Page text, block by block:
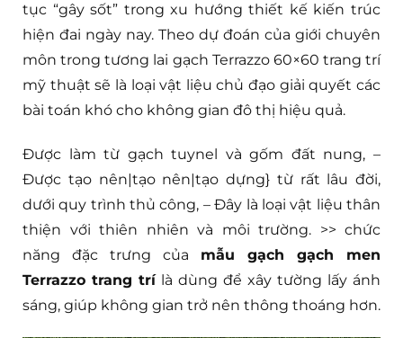
tục “gây sốt” trong xu hướng thiết kế kiến trúc
hiện đai ngày nay. Theo dự đoán của giới chuyên
môn trong tương lai gạch Terrazzo 60×60 trang trí
mỹ thuật sẽ là loại vật liệu chủ đạo giải quyết các
bài toán khó cho không gian đô thị hiệu quả.
Được làm từ gạch tuynel và gốm đất nung, –
Được tạo nên|tạo nên|tạo dựng} từ rất lâu đời,
dưới quy trình thủ công, – Đây là loại vật liệu thân
thiện với thiên nhiên và môi trường. >> chức
năng đặc trưng của mẫu gạch gạch men
Terrazzo trang trílà dùng để xây tường lấy ánh
sáng, giúp không gian trở nên thông thoáng hơn.